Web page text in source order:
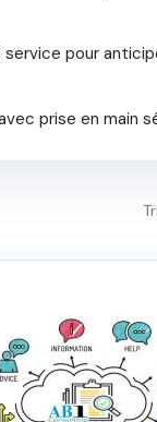
service pour
prise en main